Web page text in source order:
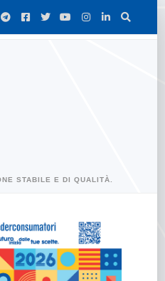
STABILE E DI QUALITÀ.